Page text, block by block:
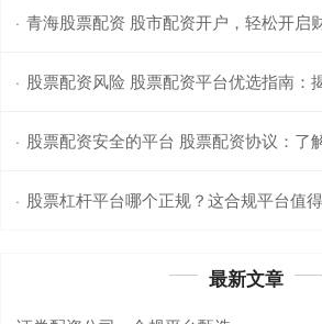
· 青海股票配资 股市配资开户，轻松开启
· 股票配资风险 股票配资平台优选指南：
· 股票配资安全的平台 股票配资协议：了
· 股票杠杆平台哪个正规？这合规平台值
最新文章